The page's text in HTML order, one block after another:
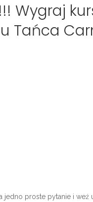
Wygraj
Tańca
jedno proste pytanie i weź